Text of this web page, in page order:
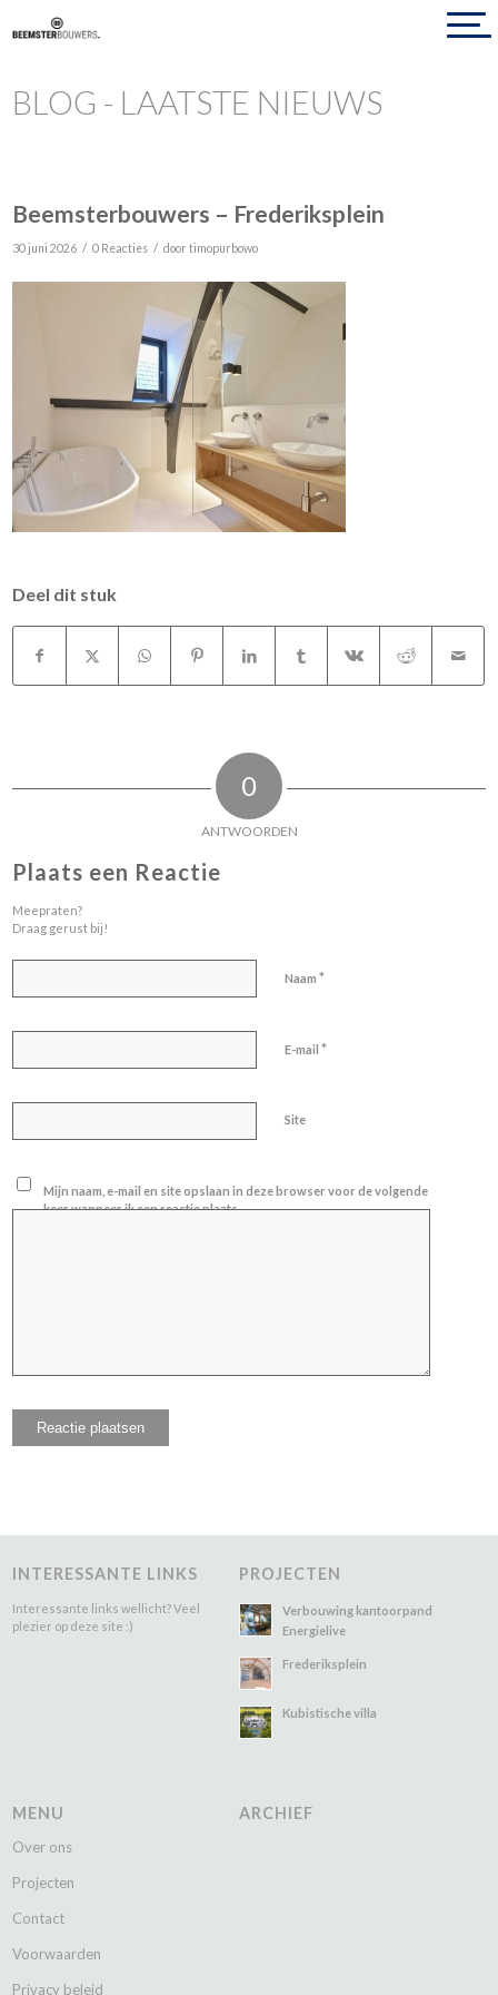
BLOG - LAATSTE NIEUWS
Beemsterbouwers – Frederiksplein
30 juni 2026 / 0 Reacties / doortimopurbowo
Deel dit stuk
0
ANTWOORDEN
Plaats een Reactie
Meepraten?
Draag gerust bij!
Naam*
E-mail*
Site
Mijn naam, e-mail en site opslaan in deze browser voor de volgende
keer wanneer ik een reactie plaats.
INTERESSANTE LINKS
Interessante links wellicht? Veel
plezier op deze site :)
PROJECTEN
Verbouwing kantoorpand
Energielive
Frederiksplein
Kubistische villa
MENU
Over ons
Projecten
Contact
Voorwaarden
Privacy beleid
ARCHIEF